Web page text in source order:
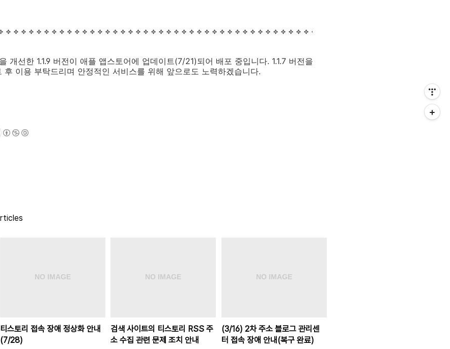
개선한 1.1.9 버전이 애플 앱스토어에 업데이트(7/21)되어 배포 중입니다. 1.1.7 버전을
후 이용 부탁드리며 안정적인 서비스를 위해 앞으로도 노력하겠습니다.
티스토리 접속 장애 정상화 안내
(7/28)
검색 사이트의 티스토리 RSS 주
소 수집 관련 문제 조치 안내
(3/16) 2차 주소 블로그 관리센
터 접속 장애 안내(복구 완료)